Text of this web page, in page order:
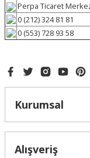
Perpa Ticaret
0 (212) 324 81 81
0 (553) 728 93 58
Kurumsal
Alışveriş